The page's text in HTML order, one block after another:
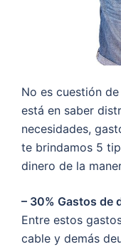
No es cuestión
está en saber
necesidades,
te brindamos 5
dinero de la
– 30% Gastos de
Entre estos
cable y demás